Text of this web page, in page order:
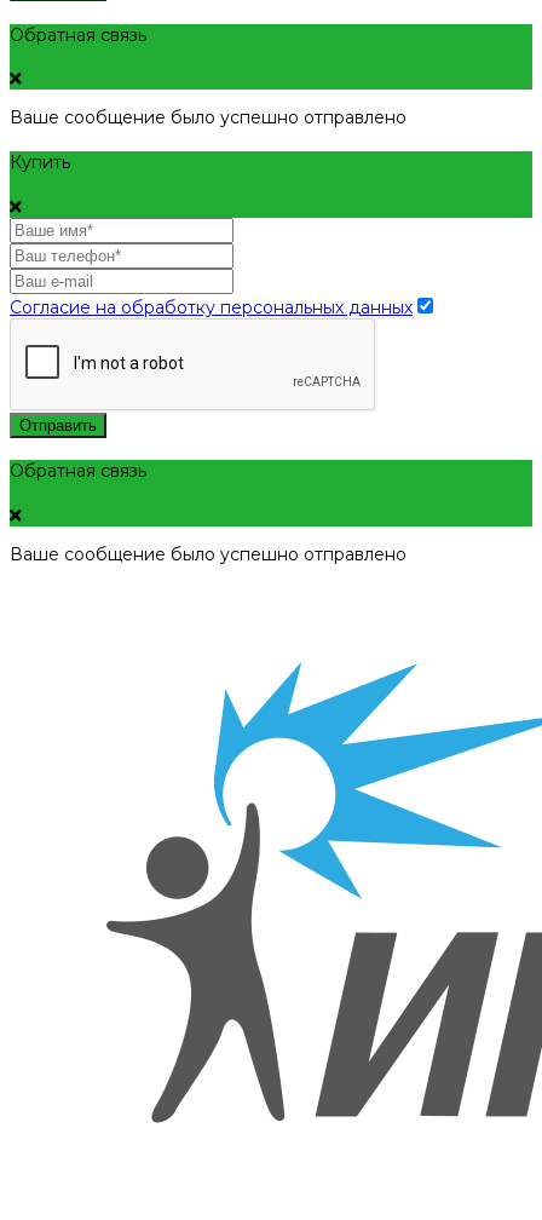
Обратная связь
Ваше сообщение было успешно отправлено
Купить
Согласие на обработку персональных данных
Отправить
Обратная связь
Ваше сообщение было успешно отправлено